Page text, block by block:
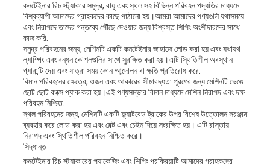
কনটেইনার রিচ স্ট্যাকার সমুদ্র, বায়ু এবং স্থল সহ বিভিন্ন পরিবহন পদ্ধতির মাধ্যমে
বিশ্বব্যাপী আমাদের গ্রাহকদের কাছে পাঠানো হয়।আমরা আমাদের পণ্যগুলি যথাসময়ে
এবং নিরাপদে তাদের গন্তব্যে পৌঁছে দেওয়ার জন্য বিশ্বস্ত শিপিং অংশীদারদের সাথে
কাজ করি.
সমুদ্র পরিবহনের জন্য, মেশিনটি একটি কনটেইনার জাহাজে লোড করা হয় এবং যথাযথ
ল্যাম্পিং এবং বন্ধন কৌশলগুলির সাথে সুরক্ষিত করা হয়।এটি স্থিতিশীল অবস্থান
গ্যারান্টি দেয় এবং যাত্রা সময় কোন আন্দোলন বা ক্ষতি প্রতিরোধ করে.
বিমান পরিবহনের ক্ষেত্রে, ওজন এবং আকারের সীমাবদ্ধতা পূরণের জন্য মেশিনটি ভেঙে
ছোট ছোট বাক্সে প্যাক করা হয়।এই পণ্যসম্ভার বিমান মাধ্যমে মেশিন নিরাপদ এবং দক্ষ
পরিবহন নিশ্চিত.
স্থল পরিবহনের জন্য, মেশিনটি একটি ফ্ল্যাটবেড ট্রাকের উপর বিশেষ উত্তোলন সরঞ্জাম
ব্যবহার করে লোড করা হয় এবং বেল্ট এবং চেইন দিয়ে সংরক্ষিত হয়। এটি রাস্তায়
নিরাপদ এবং স্থিতিশীল পরিবহন নিশ্চিত করে।
সিদ্ধান্ত
কনটেইনার রিচ স্ট্যাকারের প্যাকেজিং এবং শিপিং প্রক্রিয়াটি আমাদের গ্রাহকদের